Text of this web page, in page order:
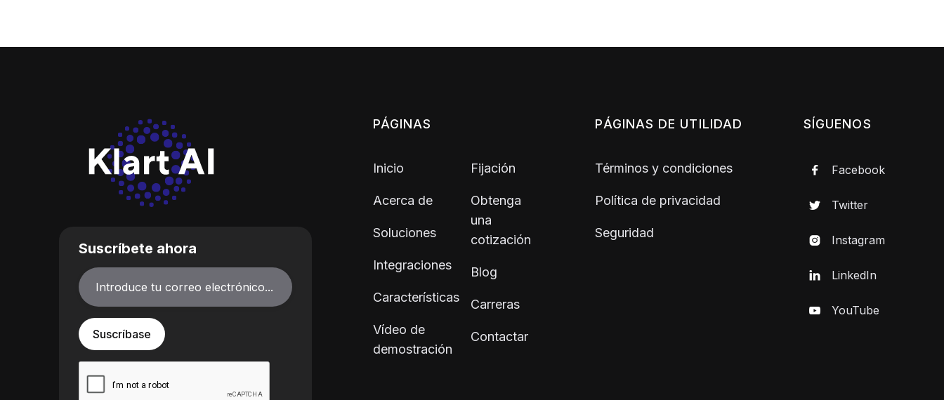
Suscríbete ahora
PÁGINAS
Inicio
Acerca de
Soluciones
Integraciones
Características
Vídeo de
demostración
Fijación
Obtenga
una
cotización
Blog
Carreras
Contactar
PÁGINAS DE UTILIDAD
Términos y condiciones
Política de privacidad
Seguridad
SÍGUENOS
 Facebook
 Twitter
 Instagram
 LinkedIn
 YouTube